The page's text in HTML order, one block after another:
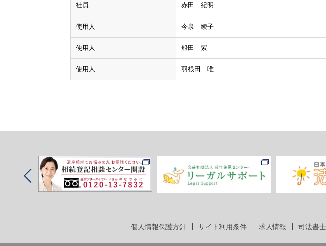
社員 赤田 紀明
使用人 今泉 綾子
使用人 船田 紫
使用人 羽根田 唯
個人情報保護方針 サイト利用条件 求人情報 司法書